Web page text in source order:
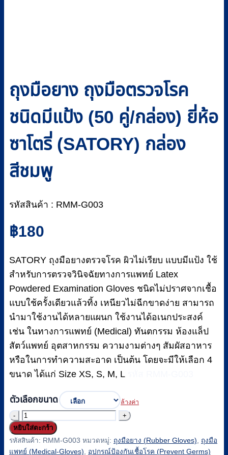
ถุงมือยาง ถุงมือตรวจโรค
ชนิดมีแป้ง (50 คู่/กล่อง) ยี่ห้อ
ซาโตรี่ (SATORY) กล่อง
สีชมพู
รหัสสินค้า : RMM-G003
฿180
SATORY ถุงมือยางตรวจโรค ผิวไม่เรียบ แบบมีแป้ง ใช้
สำหรับการตรวจวินิจฉัยทางการแพทย์ Latex
Powdered Examination Gloves ชนิดไม่ปราศจากเชื้อ
แบบใช้ครั้งเดียวแล้วทิ้ง เหนียวไม่ฉีกขาดง่าย สามารถ
นำมาใช้งานได้หลายแผนก ใช้งานได้อเนกประสงค์
เช่น ในทางการแพทย์ (Medical) ทันตกรรม ห้องแล็ป
สัตว์แพทย์ อุตสาหกรรม ความงามต่างๆ สัมผัสอาหาร
หรือในการทำความสะอาด เป็นต้น โดยจะมีให้เลือก 4
ขนาด ได้แก่ Size XS, S, M, L
ตัวเลือกขนาด ล้างค่า
จำนวน
ถุงมือ
ยาง
หยิบใส่ตะกร้า
รหัสสินค้า: RMM-G003 หมวดหมู่: ถุงมือยาง (Rubber Gloves)
ถุงมือ
แพทย์ (Medical-Gloves)
อุปกรณ์ป้องกันเชื้อโรค (Prevent Germs)